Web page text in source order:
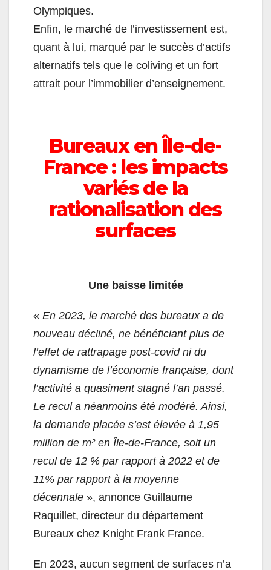
Olympiques.
Enfin, le marché de l’investissement est,
quant à lui, marqué par le succès d’actifs
alternatifs tels que le coliving et un fort
attrait pour l’immobilier d’enseignement.
Bureaux en Île-de-
France : les impacts
variés de la
rationalisation des
surfaces
Une baisse limitée
« En 2023, le marché des bureaux a de
nouveau décliné, ne bénéficiant plus de
l’effet de rattrapage post-covid ni du
dynamisme de l’économie française, dont
l’activité a quasiment stagné l’an passé.
Le recul a néanmoins été modéré. Ainsi,
la demande placée s’est élevée à 1,95
million de m² en Île-de-France, soit un
recul de 12 % par rapport à 2022 et de
11% par rapport à la moyenne
décennale », annonce Guillaume
Raquillet, directeur du département
Bureaux chez Knight Frank France.
En 2023, aucun segment de surfaces n’a